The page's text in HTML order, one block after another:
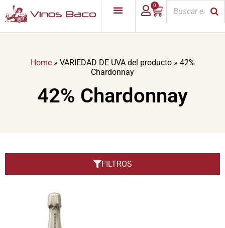
0
Home» VARIEDAD DE UVA del producto» 42%
Chardonnay
42% Chardonnay
FILTROS